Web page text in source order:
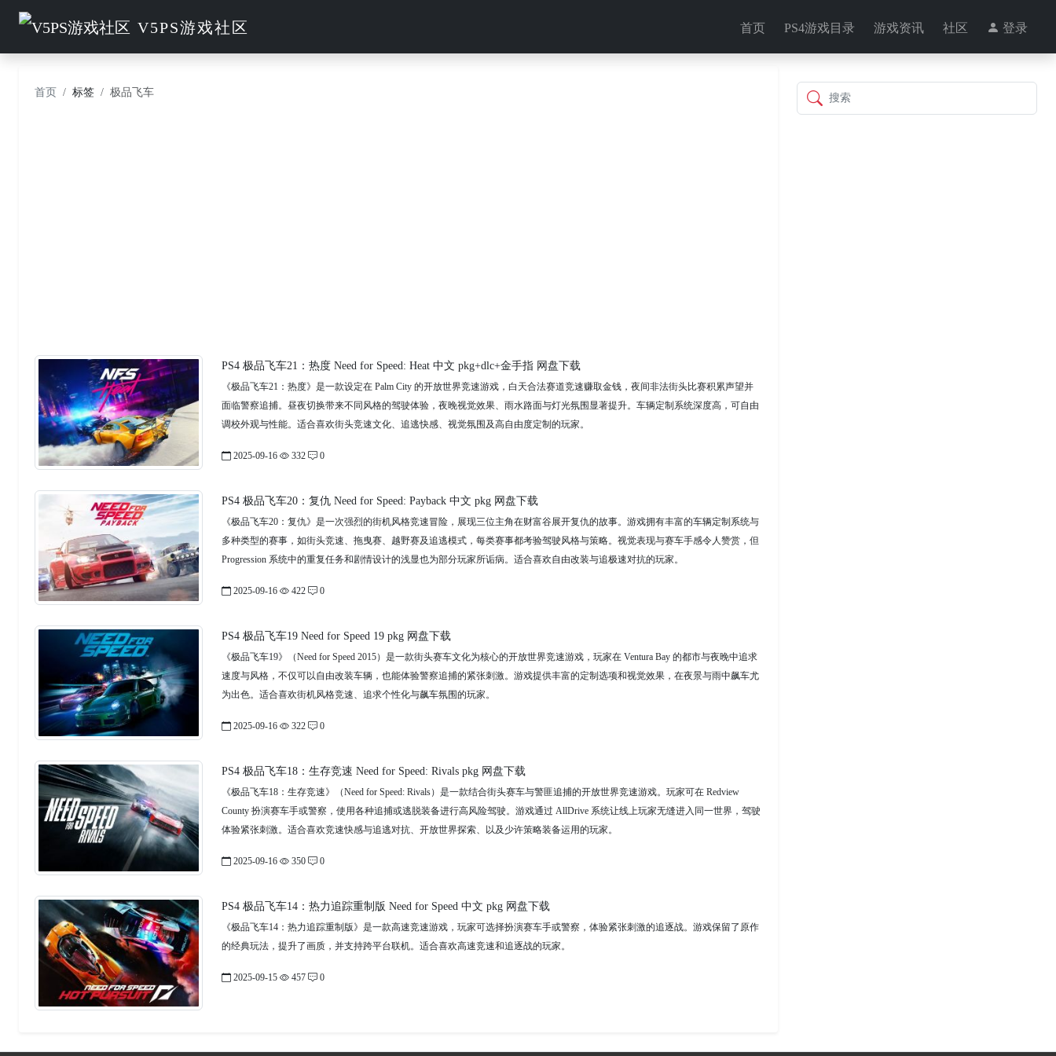
V5PS游戏社区 首页 PS4游戏目录 游戏资讯 社区 登录
首页 标签 极品飞车
PS4 极品飞车21：热度 Need for Speed: Heat 中文 pkg+dlc+金手指 网盘下载
《极品飞车21：热度》是一款设定在 Palm City 的开放世界竞速游戏，白天合法赛道竞速赚取金钱，夜间非法街头比赛积累声望并
面临警察追捕。昼夜切换带来不同风格的驾驶体验，夜晚视觉效果、雨水路面与灯光氛围显著提升。车辆定制系统深度高，可自由
调校外观与性能。适合喜欢街头竞速文化、追逃快感、视觉氛围及高自由度定制的玩家。
2025-09-16 332 0
PS4 极品飞车20：复仇 Need for Speed: Payback 中文 pkg 网盘下载
《极品飞车20：复仇》是一次强烈的街机风格竞速冒险，展现三位主角在财富谷展开复仇的故事。游戏拥有丰富的车辆定制系统与
多种类型的赛事，如街头竞速、拖曳赛、越野赛及追逃模式，每类赛事都考验驾驶风格与策略。视觉表现与赛车手感令人赞赏，但
Progression 系统中的重复任务和剧情设计的浅显也为部分玩家所诟病。适合喜欢自由改装与追极速对抗的玩家。
2025-09-16 422 0
PS4 极品飞车19 Need for Speed 19 pkg 网盘下载
《极品飞车19》（Need for Speed 2015）是一款街头赛车文化为核心的开放世界竞速游戏，玩家在 Ventura Bay 的都市与夜晚中追求
速度与风格，不仅可以自由改装车辆，也能体验警察追捕的紧张刺激。游戏提供丰富的定制选项和视觉效果，在夜景与雨中飙车尤
为出色。适合喜欢街机风格竞速、追求个性化与飙车氛围的玩家。
2025-09-16 322 0
PS4 极品飞车18：生存竞速 Need for Speed: Rivals pkg 网盘下载
《极品飞车18：生存竞速》（Need for Speed: Rivals）是一款结合街头赛车与警匪追捕的开放世界竞速游戏。玩家可在 Redview
County 扮演赛车手或警察，使用各种追捕或逃脱装备进行高风险驾驶。游戏通过 AllDrive 系统让线上玩家无缝进入同一世界，驾驶
体验紧张刺激。适合喜欢竞速快感与追逃对抗、开放世界探索、以及少许策略装备运用的玩家。
2025-09-16 350 0
PS4 极品飞车14：热力追踪重制版 Need for Speed 中文 pkg 网盘下载
《极品飞车14：热力追踪重制版》是一款高速竞速游戏，玩家可选择扮演赛车手或警察，体验紧张刺激的追逐战。游戏保留了原作
的经典玩法，提升了画质，并支持跨平台联机。适合喜欢高速竞速和追逐战的玩家。
2025-09-15 457 0
搜索